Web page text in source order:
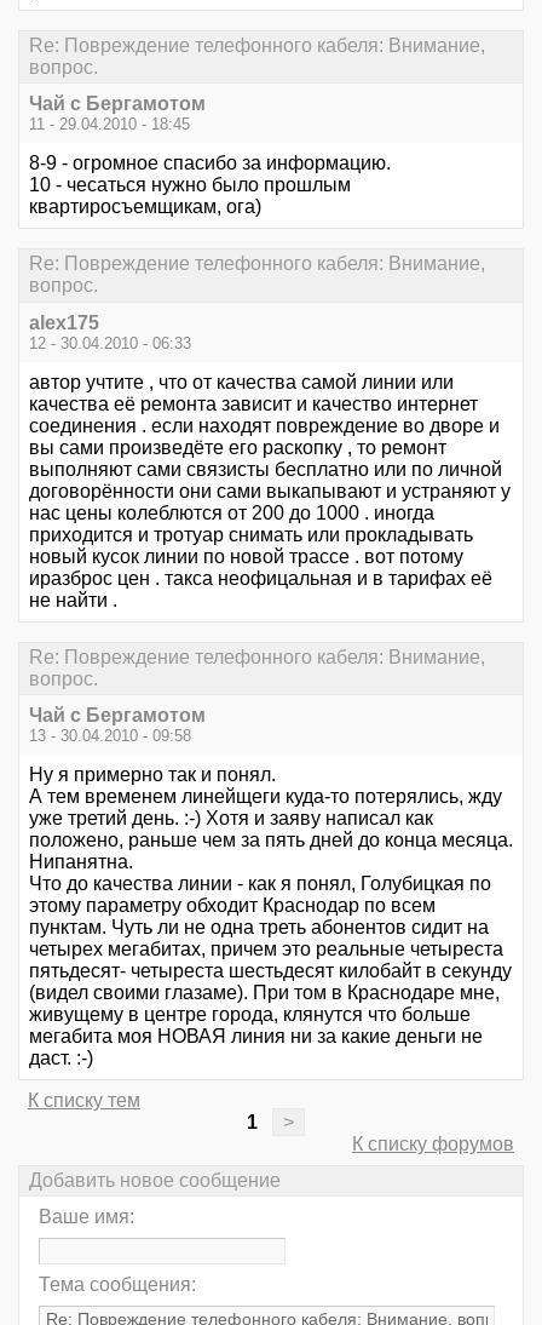
Re: Повреждение телефонного кабеля: Внимание,
вопрос.
Чай с Бергамотом
11 - 29.04.2010 - 18:45
8-9 - огромное спасибо за информацию.
10 - чесаться нужно было прошлым
квартиросъемщикам, ога)
Re: Повреждение телефонного кабеля: Внимание,
вопрос.
alex175
12 - 30.04.2010 - 06:33
автор учтите , что от качества самой линии или
качества её ремонта зависит и качество интернет
соединения . если находят повреждение во дворе и
вы сами произведёте его раскопку , то ремонт
выполняют сами связисты бесплатно или по личной
договорённости они сами выкапывают и устраняют у
нас цены колеблются от 200 до 1000 . иногда
приходится и тротуар снимать или прокладывать
новый кусок линии по новой трассе . вот потому
иразброс цен . такса неофицальная и в тарифах её
не найти .
Re: Повреждение телефонного кабеля: Внимание,
вопрос.
Чай с Бергамотом
13 - 30.04.2010 - 09:58
Ну я примерно так и понял.
А тем временем линейщеги куда-то потерялись, жду
уже третий день. :-) Хотя и заяву написал как
положено, раньше чем за пять дней до конца месяца.
Нипанятна.
Что до качества линии - как я понял, Голубицкая по
этому параметру обходит Краснодар по всем
пунктам. Чуть ли не одна треть абонентов сидит на
четырех мегабитах, причем это реальные четыреста
пятьдесят- четыреста шестьдесят килобайт в секунду
(видел своими глазаме). При том в Краснодаре мне,
живущему в центре города, клянутся что больше
мегабита моя НОВАЯ линия ни за какие деньги не
даст. :-)
К списку тем
1
>
К списку форумов
Добавить новое сообщение
Ваше имя:
Тема сообщения: